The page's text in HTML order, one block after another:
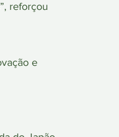
reforçou
e